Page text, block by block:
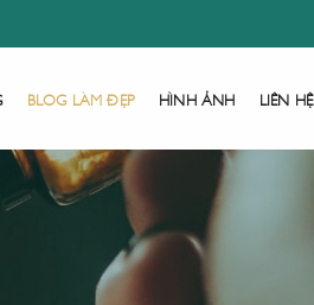
BLOG LÀM ĐẸP HÌNH ẢNH LIÊN HỆ